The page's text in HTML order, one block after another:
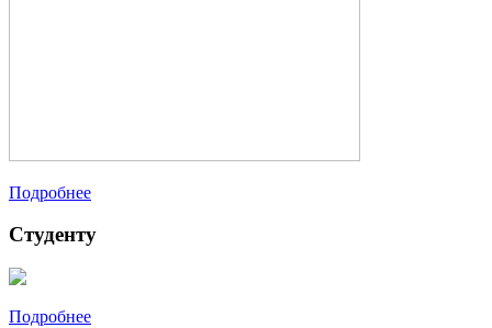
Подробнее
Студенту
Подробнее